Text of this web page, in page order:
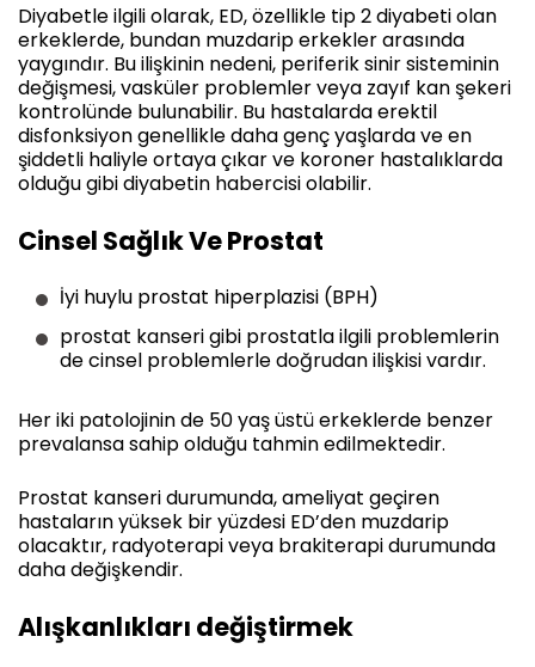
Diyabetle ilgili olarak, ED, özellikle tip 2 diyabeti olan
erkeklerde, bundan muzdarip erkekler arasında
yaygındır. Bu ilişkinin nedeni, periferik sinir sisteminin
değişmesi, vasküler problemler veya zayıf kan şekeri
kontrolünde bulunabilir. Bu hastalarda erektil
disfonksiyon genellikle daha genç yaşlarda ve en
şiddetli haliyle ortaya çıkar ve koroner hastalıklarda
olduğu gibi diyabetin habercisi olabilir.
Cinsel Sağlık Ve Prostat
İyi huylu prostat hiperplazisi (BPH)
prostat kanseri gibi prostatla ilgili problemlerin
de cinsel problemlerle doğrudan ilişkisi vardır.
Her iki patolojinin de 50 yaş üstü erkeklerde benzer
prevalansa sahip olduğu tahmin edilmektedir.
Prostat kanseri durumunda, ameliyat geçiren
hastaların yüksek bir yüzdesi ED’den muzdarip
olacaktır, radyoterapi veya brakiterapi durumunda
daha değişkendir.
Alışkanlıkları değiştirmek